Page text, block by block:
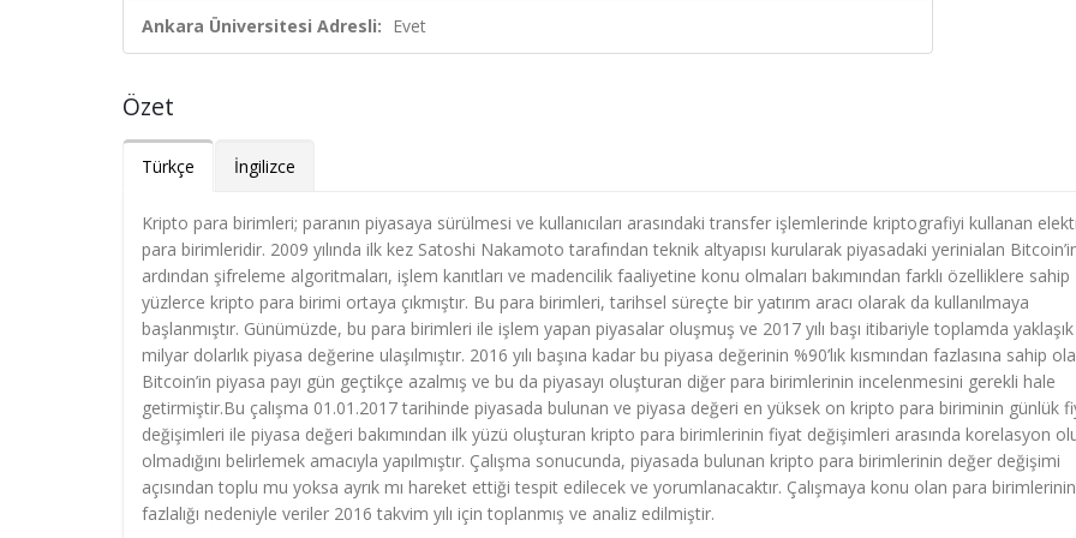
Ankara Üniversitesi Adresli: Evet
Özet
Türkçe İngilizce
Kripto para birimleri; paranın piyasaya sürülmesi ve kullanıcıları arasındaki transfer işlemlerinde kriptografiyi kullanan
para birimleridir. 2009 yılında ilk kez Satoshi Nakamoto tarafından teknik altyapısı kurularak piyasadaki yerinialan
ardından şifreleme algoritmaları, işlem kanıtları ve madencilik faaliyetine konu olmaları bakımından farklı özelliklere sahip
yüzlerce kripto para birimi ortaya çıkmıştır. Bu para birimleri, tarihsel süreçte bir yatırım aracı olarak da kullanılmaya
başlanmıştır. Günümüzde, bu para birimleri ile işlem yapan piyasalar oluşmuş ve 2017 yılı başı itibariyle toplamda
milyar dolarlık piyasa değerine ulaşılmıştır. 2016 yılı başına kadar bu piyasa değerinin %90’lık kısmından fazlasına sahip
Bitcoin’in piyasa payı gün geçtikçe azalmış ve bu da piyasayı oluşturan diğer para birimlerinin incelenmesini gerekli hale
getirmiştir.Bu çalışma 01.01.2017 tarihinde piyasada bulunan ve piyasa değeri en yüksek on kripto para biriminin günlük
değişimleri ile piyasa değeri bakımından ilk yüzü oluşturan kripto para birimlerinin fiyat değişimleri arasında korelasyon
olmadığını belirlemek amacıyla yapılmıştır. Çalışma sonucunda, piyasada bulunan kripto para birimlerinin değer değişimi
açısından toplu mu yoksa ayrık mı hareket ettiği tespit edilecek ve yorumlanacaktır. Çalışmaya konu olan para birimlerinin
fazlalığı nedeniyle veriler 2016 takvim yılı için toplanmış ve analiz edilmiştir.